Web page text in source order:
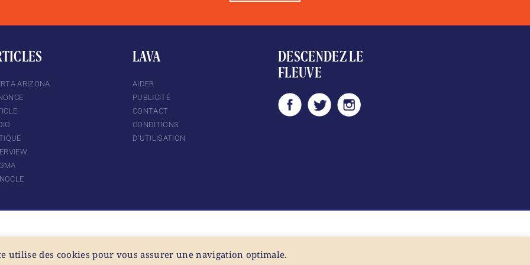
ARIZONA
LAVA
AIDER
PUBLICITÉ
CONTACT
CONDITIONS
D’UTILISATION
DESCENDEZ LE
FLEUVE
utilise des cookies pour vous assurer une navigation optimale.